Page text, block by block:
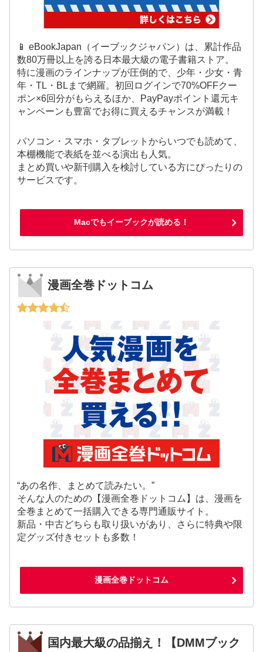
📱 eBookJapan（イーブックジャパン）は、累計作品
数80万冊以上を誇る日本最大級の電子書籍ストア。
特に漫画のラインナップが圧倒的で、少年・少女・青
年・TL・BLまで網羅。初回ログインで70%OFFクー
ポン×6回分がもらえるほか、PayPayポイント還元キ
ャンペーンも豊富でお得に買えるチャンスが満載！
パソコン・スマホ・タブレットからいつでも読めて、
本棚機能で表紙を並べる演出も人気。
まとめ買いや新刊購入を検討している方にぴったりの
サービスです。
Macでもイーブックが読める！
漫画全巻ドットコム
“あの名作、まとめて読みたい。”
そんな人のための【漫画全巻ドットコム】は、漫画を
全巻まとめて一括購入できる専門通販サイト。
新品・中古どちらも取り扱いがあり、さらに特典や限
定グッズ付きセットも多数！
漫画全巻ドットコム
国内最大級の品揃え！【DMMブック